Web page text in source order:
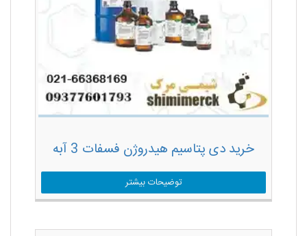
خرید دی پتاسیم هیدروژن فسفات 3 آبه
توضیحات بیشتر